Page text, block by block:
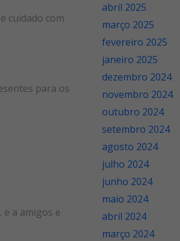
cuidado com
para os
a amigos e
abril 2025
março 2025
fevereiro 2025
janeiro 2025
dezembro 2024
novembro 2024
outubro 2024
setembro 2024
agosto 2024
julho 2024
junho 2024
maio 2024
abril 2024
março 2024